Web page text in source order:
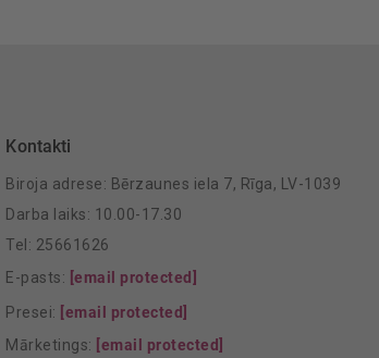
Kontakti
Biroja adrese: Bērzaunes iela 7, Rīga, LV-1039
Darba laiks: 10.00-17.30
Tel: 25661626
E-pasts: [email protected]
Presei: [email protected]
Mārketings: [email protected]